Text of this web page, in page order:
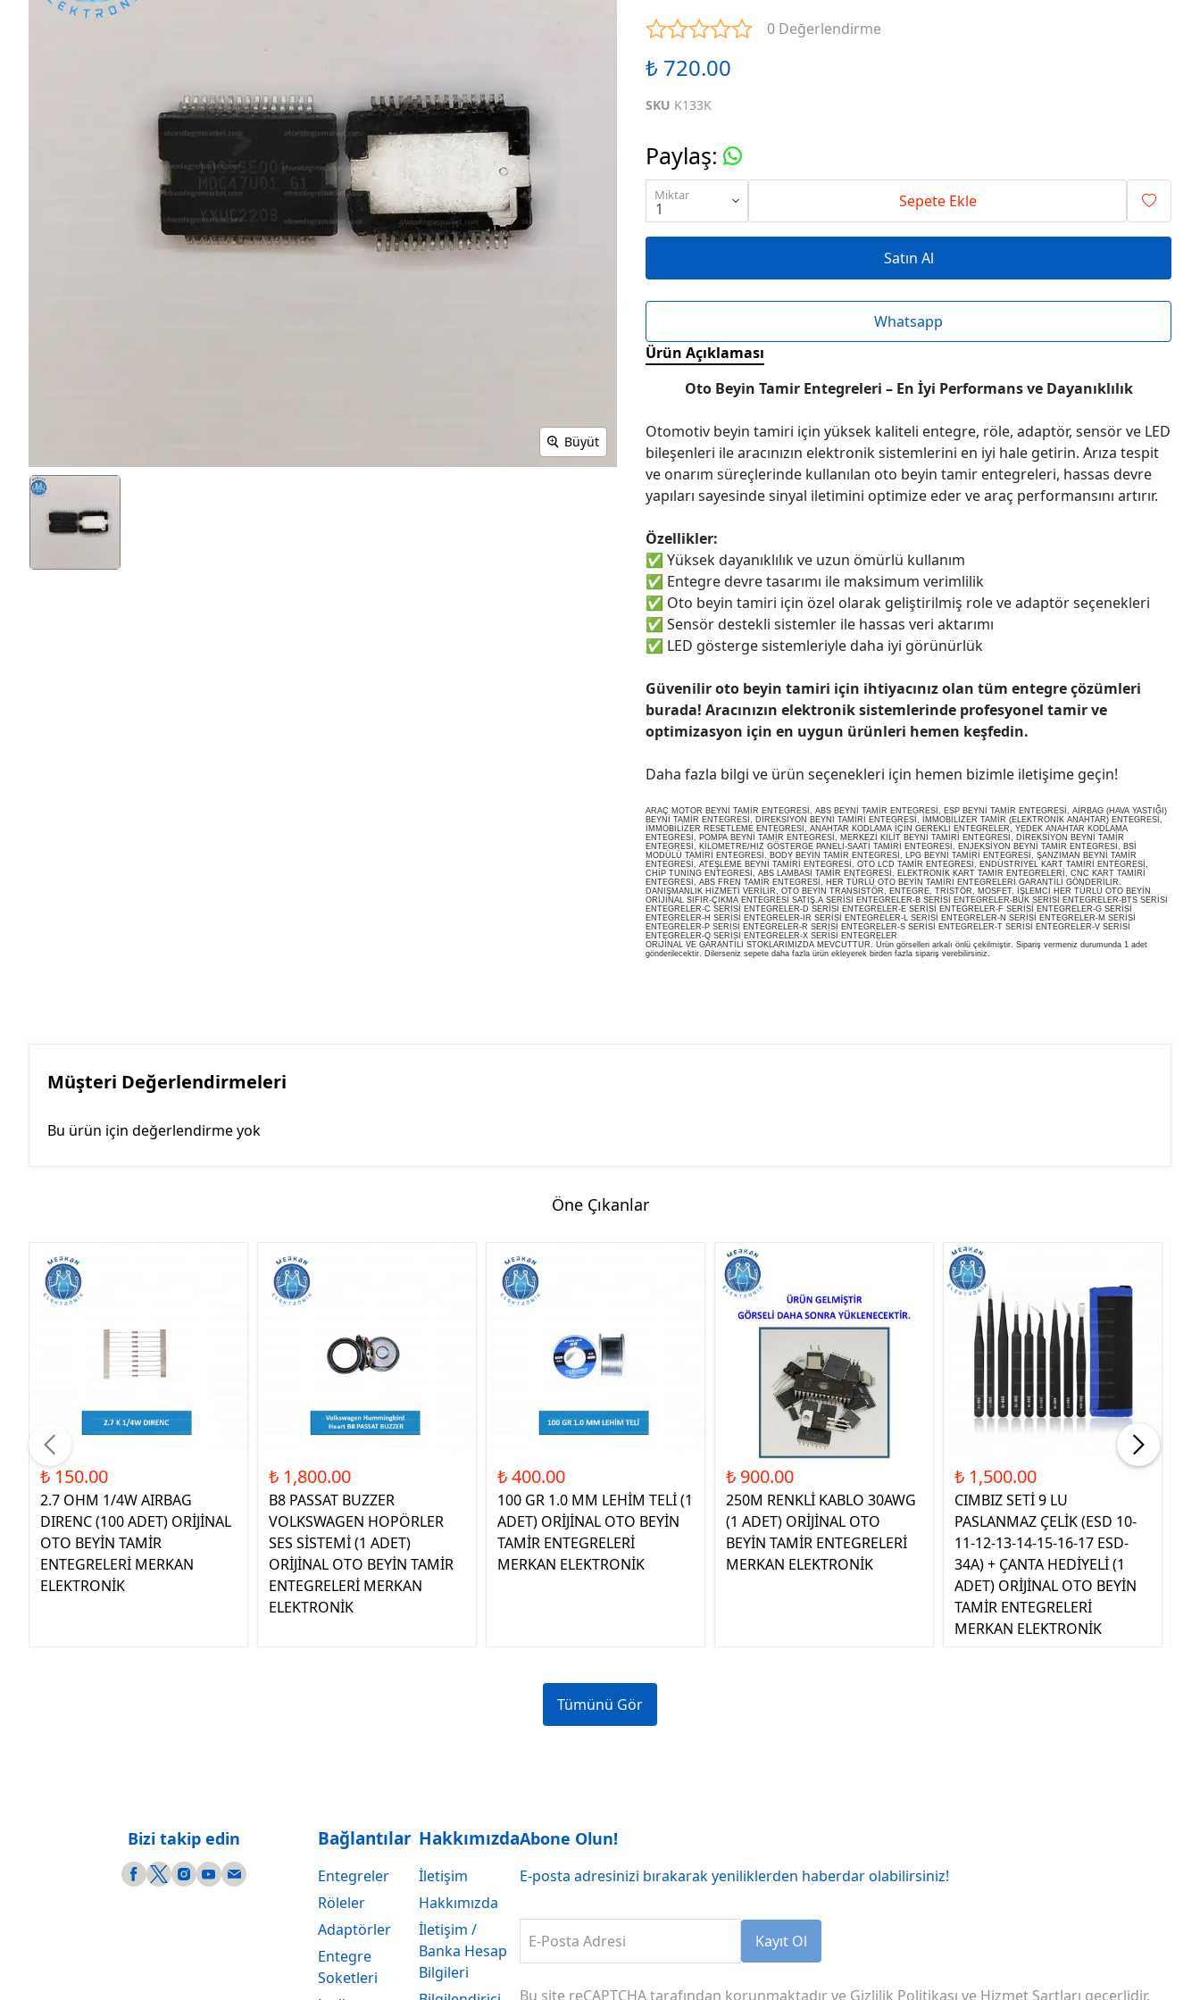
R SERİSİ ENTEGRELER
U SERİSİ ENTEGRELER
Z SERİSİ ENTEGRELER KARIŞIK SERİ ENTEGRELER
Büyüt
0 Değerlendirme
₺ 720.00
SKU K133K
Paylaş:
Miktar Sepete Ekle
Satın Al
Whatsapp
Ürün Açıklaması
Oto Beyin Tamir Entegreleri – En İyi Performans ve Dayanıklılık
Otomotiv beyin tamiri için yüksek kaliteli entegre, röle, adaptör, sensör ve LED
bileşenleri ile aracınızın elektronik sistemlerini en iyi hale getirin. Arıza tespit
ve onarım süreçlerinde kullanılan oto beyin tamir entegreleri, hassas devre
yapıları sayesinde sinyal iletimini optimize eder ve araç performansını artırır.
Özellikler:
✅ Yüksek dayanıklılık ve uzun ömürlü kullanım
✅ Entegre devre tasarımı ile maksimum verimlilik
✅ Oto beyin tamiri için özel olarak geliştirilmiş role ve adaptör seçenekleri
✅ Sensör destekli sistemler ile hassas veri aktarımı
✅ LED gösterge sistemleriyle daha iyi görünürlük
Güvenilir oto beyin tamiri için ihtiyacınız olan tüm entegre çözümleri
burada! Aracınızın elektronik sistemlerinde profesyonel tamir ve
optimizasyon için en uygun ürünleri hemen keşfedin.
Daha fazla bilgi ve ürün seçenekleri için hemen bizimle iletişime geçin!
ARAÇ MOTOR BEYNİ TAMİR ENTEGRESİ, ABS BEYNİ TAMİR ENTEGRESİ, ESP BEYNİ TAMİR ENTEGRESİ, AİRBAG (HAVA YASTIĞI)
BEYNİ TAMİR ENTEGRESİ, DİREKSİYON BEYNİ TAMİRİ ENTEGRESİ, İMMOBİLİZER TAMİR (ELEKTRONİK ANAHTAR) ENTEGRESİ,
İMMOBİLİZER RESETLEME ENTEGRESİ, ANAHTAR KODLAMA İÇİN GEREKLİ ENTEGRELER, YEDEK ANAHTAR KODLAMA
ENTEGRESİ, POMPA BEYNİ TAMİR ENTEGRESİ, MERKEZİ KİLİT BEYNİ TAMİRİ ENTEGRESİ, DİREKSİYON BEYNİ TAMİR
ENTEGRESİ, KİLOMETRE/HIZ GÖSTERGE PANELİ-SAATİ TAMİRİ ENTEGRESİ, ENJEKSİYON BEYNİ TAMİR ENTEGRESİ, BSİ
MODÜLÜ TAMİRİ ENTEGRESİ, BODY BEYİN TAMİR ENTEGRESİ, LPG BEYNİ TAMİRİ ENTEGRESİ, ŞANZIMAN BEYNİ TAMİR
ENTEGRESİ, ATEŞLEME BEYNİ TAMİRİ ENTEGRESİ, OTO LCD TAMİR ENTEGRESİ, ENDÜSTRİYEL KART TAMİRİ ENTEGRESİ,
CHİP TUNİNG ENTEGRESİ, ABS LAMBASI TAMİR ENTEGRESİ, ELEKTRONİK KART TAMİR ENTEGRELERİ, CNC KART TAMİRİ
ENTEGRESİ, ABS FREN TAMİR ENTEGRESİ, HER TÜRLÜ OTO BEYİN TAMİRİ ENTEGRELERİ GARANTİLİ GÖNDERİLİR.
DANIŞMANLIK HİZMETİ VERİLİR, OTO BEYİN TRANSİSTÖR, ENTEGRE, TRİSTÖR, MOSFET, İŞLEMCİ HER TÜRLÜ OTO BEYİN
ORİJİNAL SIFIR-ÇIKMA ENTEGRESİ SATIŞ.A SERİSİ ENTEGRELER-B SERİSİ ENTEGRELER-BUK SERİSİ ENTEGRELER-BTS SERİSİ
ENTEGRELER-C SERİSİ ENTEGRELER-D SERİSİ ENTEGRELER-E SERİSİ ENTEGRELER-F SERİSİ ENTEGRELER-G SERİSİ
ENTEGRELER-H SERİSİ ENTEGRELER-IR SERİSİ ENTEGRELER-L SERİSİ ENTEGRELER-N SERİSİ ENTEGRELER-M SERİSİ
ENTEGRELER-P SERİSİ ENTEGRELER-R SERİSİ ENTEGRELER-S SERİSİ ENTEGRELER-T SERİSİ ENTEGRELER-V SERİSİ
ENTEGRELER-Q SERİSİ ENTEGRELER-X SERİSİ ENTEGRELER
ORiJİNAL VE GARANTİLİ STOKLARIMIZDA MEVCUTTUR. Ürün görselleri arkalı önlü çekilmiştir. Sipariş vermeniz durumunda 1 adet
gönderilecektir. Dilerseniz sepete daha fazla ürün ekleyerek birden fazla sipariş verebilirsiniz.
Müşteri Değerlendirmeleri
Bu ürün için değerlendirme yok
Öne Çıkanlar
₺ 150.00
2.7 OHM 1/4W AIRBAG
DIRENC (100 ADET) ORİJİNAL
OTO BEYİN TAMİR
ENTEGRELERİ MERKAN
ELEKTRONİK
₺ 1,800.00
B8 PASSAT BUZZER
VOLKSWAGEN HOPÖRLER
SES SİSTEMİ (1 ADET)
ORİJİNAL OTO BEYİN TAMİR
ENTEGRELERİ MERKAN
ELEKTRONİK
₺ 400.00
100 GR 1.0 MM LEHİM TELİ (1
ADET) ORİJİNAL OTO BEYİN
TAMİR ENTEGRELERİ
MERKAN ELEKTRONİK
₺ 900.00
250M RENKLİ KABLO 30AWG
(1 ADET) ORİJİNAL OTO
BEYİN TAMİR ENTEGRELERİ
MERKAN ELEKTRONİK
₺ 1,500.00
CIMBIZ SETİ 9 LU
PASLANMAZ ÇELİK (ESD 10-
11-12-13-14-15-16-17 ESD-
34A) + ÇANTA HEDİYELİ (1
ADET) ORİJİNAL OTO BEYİN
TAMİR ENTEGRELERİ
MERKAN ELEKTRONİK
Tümünü Gör
Bizi takip edin Bağlantılar
Entegreler
Röleler
Adaptörler
Entegre
Soketleri
Hakkımızda
İletişim
Hakkımızda
İletişim /
Banka Hesap
Bilgileri
Abone Olun!
E-posta adresinizi bırakarak yeniliklerden haberdar olabilirsiniz!
E-Posta Adresi Kayıt Ol
Bu site reCAPTCHA tarafından korunmaktadır ve Gizlilik Politikası ve Hizmet Şartları geçerlidir.